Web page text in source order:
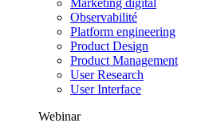
Observabilité
Platform engineering
Product Design
Product Management
User Research
User Interface
Webinar